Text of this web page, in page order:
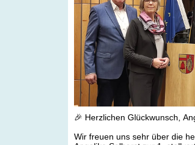
🎉 Herzlichen Glückwunsch,
Wir freuen uns sehr über die